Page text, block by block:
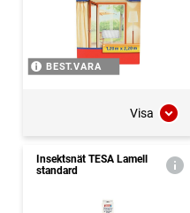
BEST.VARA
Visa
Insektsnät TESA Lamell
standard